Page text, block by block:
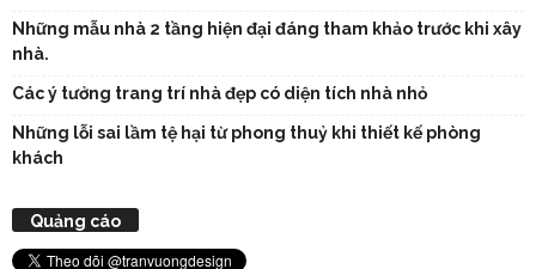
Những mẫu nhà 2 tầng hiện đại đáng tham khảo trước khi xây
nhà.
Các ý tưởng trang trí nhà đẹp có diện tích nhà nhỏ
Những lỗi sai lầm tệ hại từ phong thuỷ khi thiết kế phòng
khách
Quảng cáo